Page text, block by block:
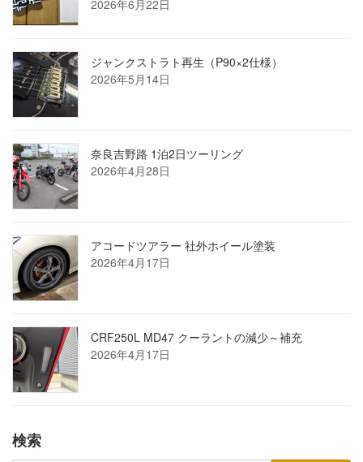
2026年6月22日
ジャンクストラト再生（P90×2仕様）
2026年5月14日
奈良吉野路 1泊2日ツーリング
2026年4月28日
アコードツアラー 社外ホイール塗装
2026年4月17日
CRF250L MD47 クーラントの減少～補充
2026年4月17日
検索